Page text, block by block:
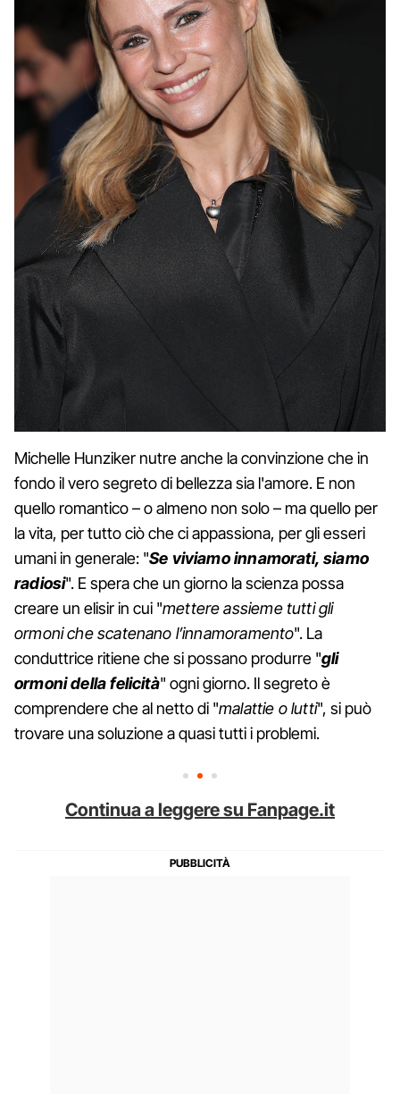
Michelle Hunziker nutre anche la convinzione che in
fondo il vero segreto di bellezza sia l'amore. E non
quello romantico – o almeno non solo – ma quello per
la vita, per tutto ciò che ci appassiona, per gli esseri
umani in generale: "Se viviamo innamorati, siamo
radiosi". E spera che un giorno la scienza possa
creare un elisir in cui "mettere assieme tutti gli
ormoni che scatenano l’innamoramento". La
conduttrice ritiene che si possano produrre "gli
ormoni della felicità" ogni giorno. Il segreto è
comprendere che al netto di "malattie o lutti", si può
trovare una soluzione a quasi tutti i problemi.
Continua a leggere su Fanpage.it